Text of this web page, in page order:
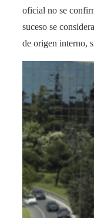
oficial no se
suceso se
de origen interno,